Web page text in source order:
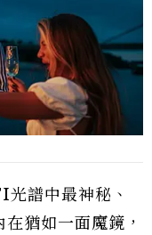
譜中最神秘、
猶如一面魔鏡，